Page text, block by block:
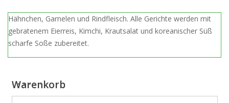
Hähnchen, Garnelen und Rindfleisch. Alle Gerichte werden mit
gebratenem Eierreis, Kimchi, Krautsalat und koreanischer Süß
scharfe Soße zubereitet.
Warenkorb